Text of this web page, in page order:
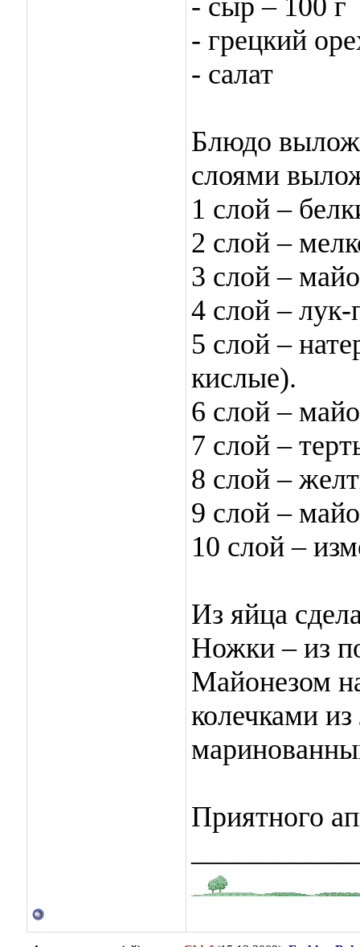
- сыр – 100 г
- грецкий
- салат
Блюдо
слоями
1 слой –
2 слой –
3 слой –
4 слой –
5 слой –
кислые).
6 слой –
7 слой –
8 слой –
9 слой –
10 слой –
Из яйца
Ножки – из
Майонезом
колечками
Приятного